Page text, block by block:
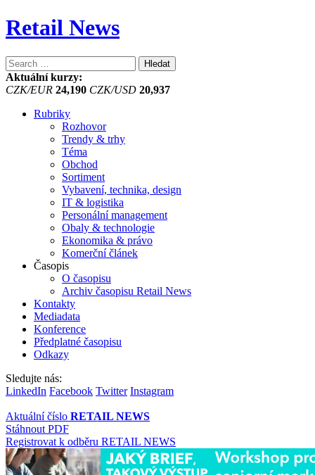
Retail News
Vyhledávání
Aktuální kurzy:
CZK/EUR 24,190 CZK/USD 20,937
Rubriky
Rozhovor
Trendy & trhy
Téma
Obchod
Sortiment
Vybavení, technika, design
IT & logistika
Personální management
Obaly & technologie
Ekonomika & právo
Komerční článek
Časopis
O časopisu
Archiv časopisu Retail News
Kontakty
Mediadata
Konference
Předplatné časopisu
Odkazy
Sledujte nás:
LinkedIn Facebook Twitter Instagram
Aktuální číslo RETAIL NEWS
Stáhnout PDF
Registrovat k odběru RETAIL NEWS